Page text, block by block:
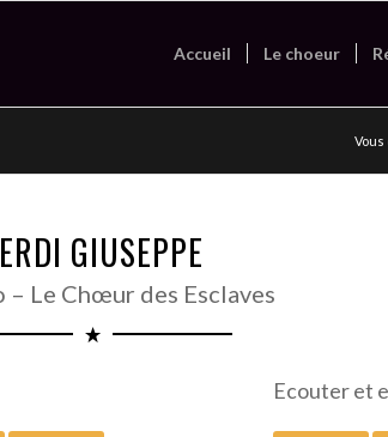
Accueil Le choeur
Vous
GIUSEPPE
– Le Chœur des Esclaves
Ecouter et